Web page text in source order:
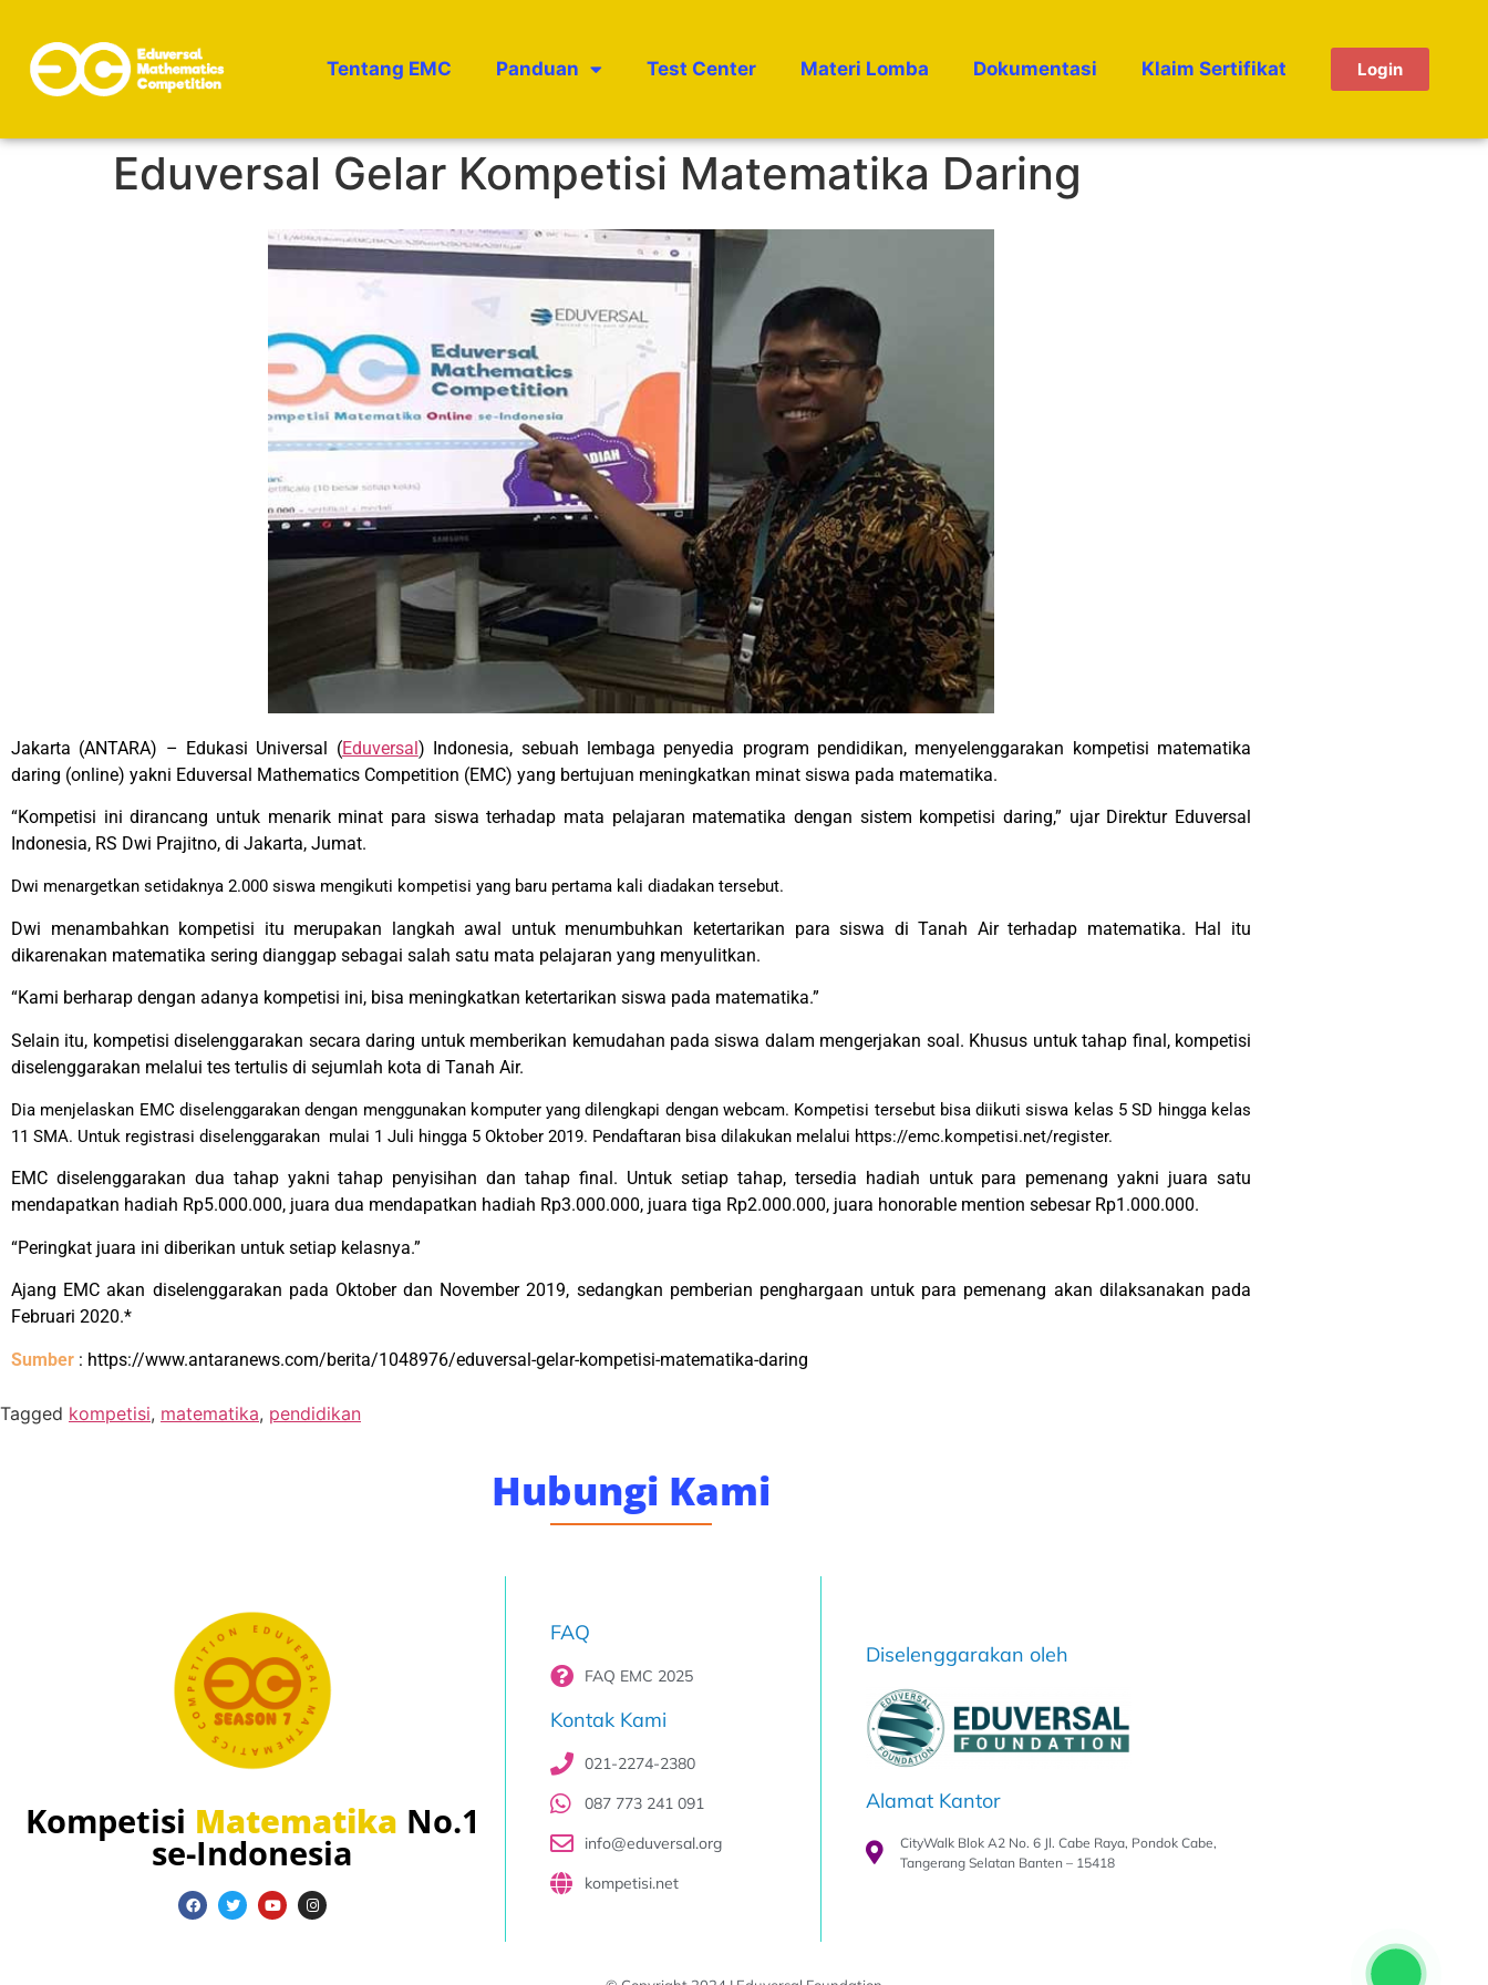
Tentang EMC Panduan Test Center Materi Lomba Dokumentasi Klaim Sertifikat Login
Eduversal Gelar Kompetisi Matematika Daring
Jakarta (ANTARA) – Edukasi Universal (Eduversal) Indonesia, sebuah lembaga penyedia program pendidikan, menyelenggarakan kompetisi matematika
daring (online) yakni Eduversal Mathematics Competition (EMC) yang bertujuan meningkatkan minat siswa pada matematika.
“Kompetisi ini dirancang untuk menarik minat para siswa terhadap mata pelajaran matematika dengan sistem kompetisi daring,” ujar Direktur Eduversal
Indonesia, RS Dwi Prajitno, di Jakarta, Jumat.
Dwi menargetkan setidaknya 2.000 siswa mengikuti kompetisi yang baru pertama kali diadakan tersebut.
Dwi menambahkan kompetisi itu merupakan langkah awal untuk menumbuhkan ketertarikan para siswa di Tanah Air terhadap matematika. Hal itu
dikarenakan matematika sering dianggap sebagai salah satu mata pelajaran yang menyulitkan.
“Kami berharap dengan adanya kompetisi ini, bisa meningkatkan ketertarikan siswa pada matematika.”
Selain itu, kompetisi diselenggarakan secara daring untuk memberikan kemudahan pada siswa dalam mengerjakan soal. Khusus untuk tahap final, kompetisi
diselenggarakan melalui tes tertulis di sejumlah kota di Tanah Air.
Dia menjelaskan EMC diselenggarakan dengan menggunakan komputer yang dilengkapi dengan webcam. Kompetisi tersebut bisa diikuti siswa kelas 5 SD hingga kelas
11 SMA. Untuk registrasi diselenggarakan mulai 1 Juli hingga 5 Oktober 2019. Pendaftaran bisa dilakukan melalui https://emc.kompetisi.net/register.
EMC diselenggarakan dua tahap yakni tahap penyisihan dan tahap final. Untuk setiap tahap, tersedia hadiah untuk para pemenang yakni juara satu
mendapatkan hadiah Rp5.000.000, juara dua mendapatkan hadiah Rp3.000.000, juara tiga Rp2.000.000, juara honorable mention sebesar Rp1.000.000.
“Peringkat juara ini diberikan untuk setiap kelasnya.”
Ajang EMC akan diselenggarakan pada Oktober dan November 2019, sedangkan pemberian penghargaan untuk para pemenang akan dilaksanakan pada
Februari 2020.*
Sumber : https://www.antaranews.com/berita/1048976/eduversal-gelar-kompetisi-matematika-daring
Tagged kompetisi, matematika, pendidikan
Hubungi Kami
Kompetisi Matematika No.1
se-Indonesia
FAQ
FAQ EMC 2025
Kontak Kami
021-2274-2380
087 773 241 091
info@eduversal.org
kompetisi.net
Diselenggarakan oleh
Alamat Kantor
CityWalk Blok A2 No. 6 Jl. Cabe Raya, Pondok Cabe,
Tangerang Selatan Banten – 15418